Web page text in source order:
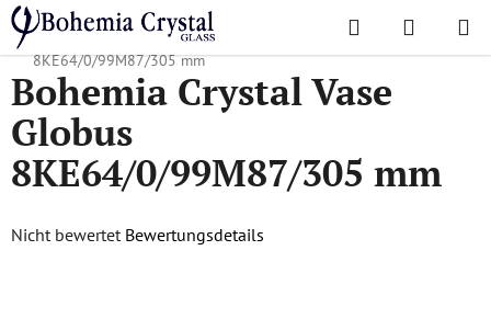
Zum
Inhalt
springen
Suchen
Startseite
/ Lieblingskollektionen /
Bohemia Crystal Vase Globus
8KE64/0/99M87/305 mm
Bohemia Crystal Vase
Globus
8KE64/0/99M87/305 mm
Die
Nicht bewertet Bewertungsdetails